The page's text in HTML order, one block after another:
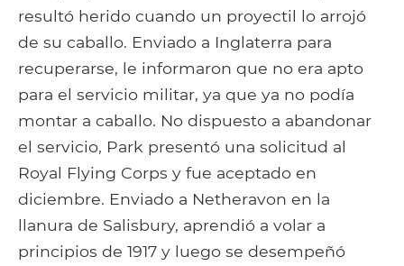
resultó herido cuando un proyectil lo arrojó
de su caballo. Enviado a Inglaterra para
recuperarse, le informaron que no era apto
para el servicio militar, ya que ya no podía
montar a caballo. No dispuesto a abandonar
el servicio, Park presentó una solicitud al
Royal Flying Corps y fue aceptado en
diciembre. Enviado a Netheravon en la
llanura de Salisbury, aprendió a volar a
principios de 1917 y luego se desempeñó